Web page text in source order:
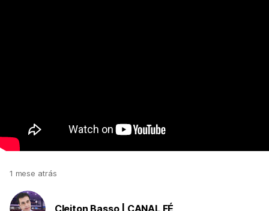
1 mese atrás
Cleiton Basso | CANAL FÉ